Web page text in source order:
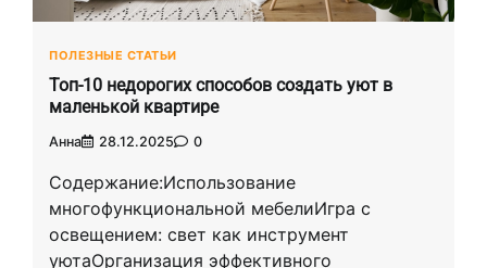
ПОЛЕЗНЫЕ СТАТЬИ
Топ-10 недорогих способов создать уют в
маленькой квартире
Анна 28.12.2025 0
Содержание:Использование
многофункциональной мебелиИгра с
освещением: свет как инструмент
уютаОрганизация эффективного